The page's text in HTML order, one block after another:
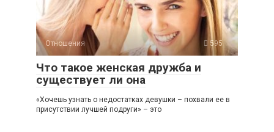
Отношения 595
Что такое женская дружба и
существует ли она
«Хочешь узнать о недостатках девушки – похвали ее в
присутствии лучшей подруги» – это